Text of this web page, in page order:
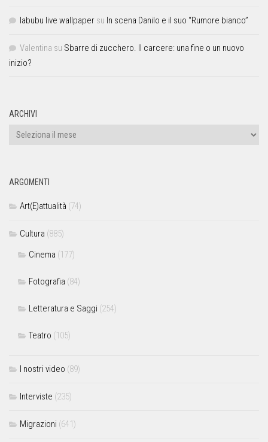
labubu live wallpaper su In scena Danilo e il suo “Rumore bianco”
Valentina su Sbarre di zucchero. Il carcere: una fine o un nuovo
inizio?
ARCHIVI
ARGOMENTI
Art(E)attualità (74)
Cultura (885)
Cinema (177)
Fotografia (84)
Letteratura e Saggi (254)
Teatro (105)
I nostri video (89)
Interviste (235)
Migrazioni (641)